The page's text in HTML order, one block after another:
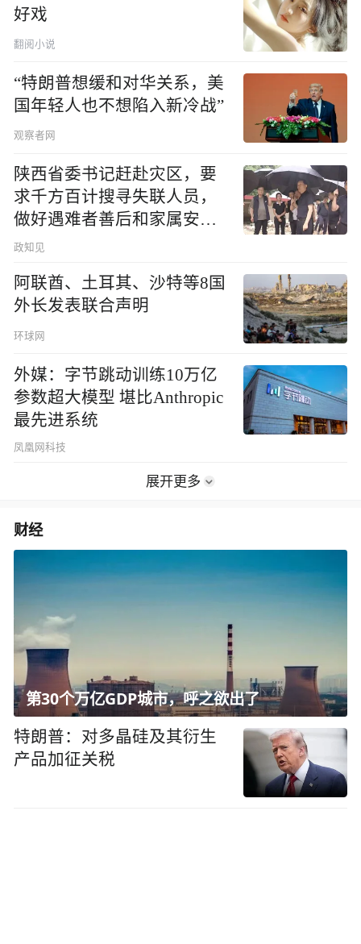
好戏
翻阅小说
“特朗普想缓和对华关系，美
国年轻人也不想陷入新冷战”
观察者网
陕西省委书记赶赴灾区，要
求千方百计搜寻失联人员，
做好遇难者善后和家属安抚
工作
政知见
阿联酋、土耳其、沙特等8国
外长发表联合声明
环球网
外媒：字节跳动训练10万亿
参数超大模型 堪比Anthropic
最先进系统
凤凰网科技
展开更多
财经
第30个万亿GDP城市，呼之欲出了
特朗普：对多晶硅及其衍生
产品加征关税